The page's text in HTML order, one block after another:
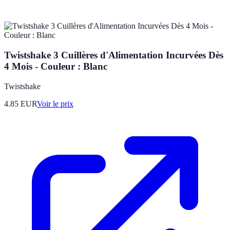
Twistshake 3 Cuillères d'Alimentation Incurvées Dès
4 Mois - Couleur : Blanc
Twistshake
4.85 EURVoir le prix